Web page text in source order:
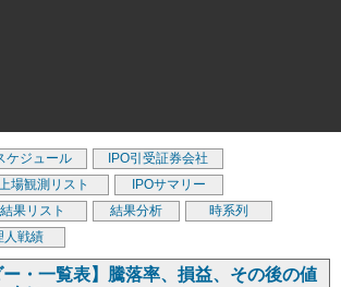
ケジュール
IPO引受証券会社
上場観測リスト
IPOサマリー
結果リスト 結果分析
時系列
人戦績
ー・一覧表】騰落率、損益、その後の値